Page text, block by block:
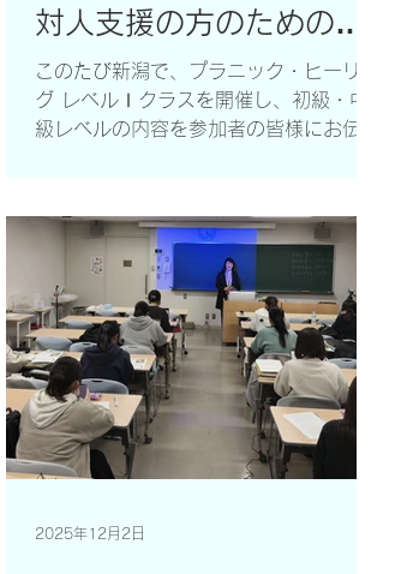
対人支援の方のためのヒ
ーリング体験会 ―
このたび新潟で、プラニック・ヒーリン
グ レベルⅠクラスを開催し、初級・中
級レベルの内容を参加者の皆様にお伝え
り、熱心に学んでいただけたことをとて
も嬉しく感じています。 参加者の方か
らは、次のようなご感想をいただきまし
た。 「エネルギーについて基礎からし
っかり学びたいと思い、数ある講座の中
からプラニック・ヒーリングを選びまし
た。 プラニック・ヒーリングは内容に
一貫性があり、体系的で分かりやすく、
特にスキャン、浄化、エネルギーの安定
化に関するプロセスがしっかりしている
実践することができ、滝沢先生は分かり
2025年12月2日